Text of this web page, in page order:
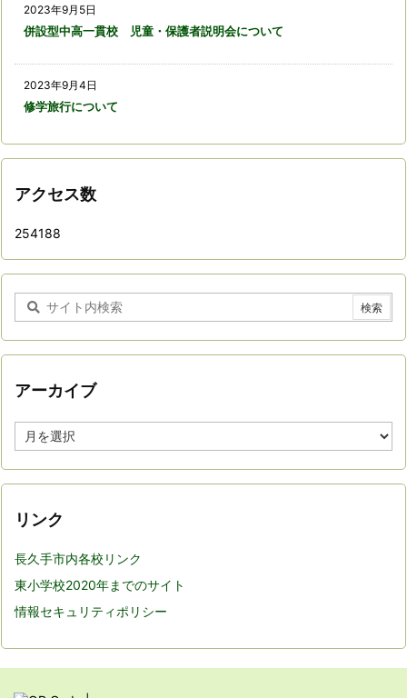
2023年9月5日
併設型中高一貫校 児童・保護者説明会について
2023年9月4日
修学旅行について
アクセス数
254188
アーカイブ
ー
イ
リンク
長久手市内各校リンク
東小学校2020年までのサイト
情報セキュリティポリシー